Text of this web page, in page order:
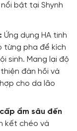
bật tại Shynh
Ứng dụng HA tinh
từng pha để kích
sinh. Mang lại độ
đàn hồi và
cho da lão
ẩm sâu đến
kết chéo và